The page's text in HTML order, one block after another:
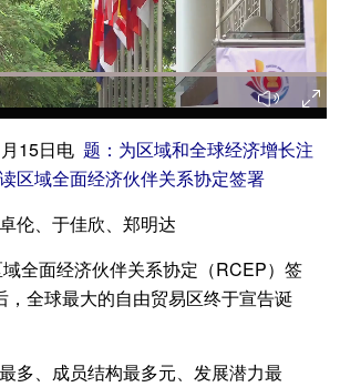
15日电 题：为区域和全球经济增长注
区域全面经济伙伴关系协定签署
、于佳欣、郑明达
面经济伙伴关系协定（RCEP）签
，全球最大的自由贸易区终于宣告诞
、成员结构最多元、发展潜力最